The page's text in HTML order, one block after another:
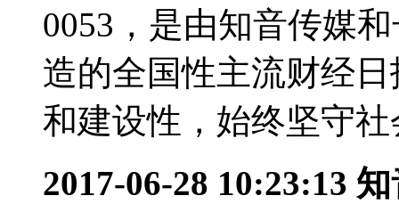
0053，是由知音传媒
造的全国性主流财经
和建设性，始终坚守
2017-06-28 10:23:13